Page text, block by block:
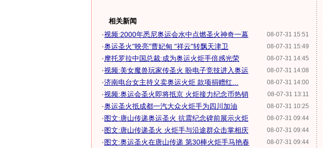
相关新闻
08-07-31 15:51
·视频:2000年悉尼奥运会水中点燃圣火神奇一幕
08-07-31 15:49
·奥运圣火"映亮"曹妃甸 "祥云"转飘天津卫
08-07-31 14:45
·摩托罗拉中国总裁:成为奥运火炬手倍感光荣
08-07-31 14:08
·视频:美女魔兽玩家传圣火 盼电子竞技进入奥运
08-07-31 14:00
·济南电台女主持义卖奥运火炬 款项捐赠红...
08-07-31 13:11
·视频:奥运会圣火即将抵京 火炬接力纪念币热销
08-07-31 10:25
·奥运圣火抵成都一汽大众火炬手为四川加油
08-07-31 09:44
·图文:唐山传递奥运圣火 抗震纪念碑前展示火炬
08-07-31 09:44
·图文:唐山传递圣火 火炬手与沿途群众击掌相庆
08-07-31 09:44
·图文:奥运圣火在唐山传递 第30棒火炬手马艳春